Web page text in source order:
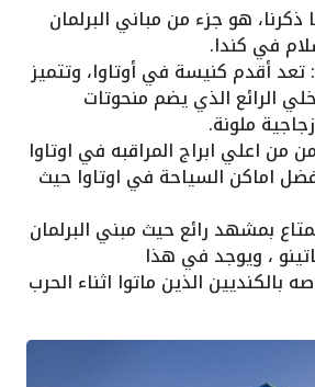
ذكرنا، هو جزء من مباني البرلمان
في كندا.
: تعد أقدم كنيسة في أوتاوا، وتتميز
الرائع الذي يضم منحوتات
ملونة.
من اعلي ابراج المراقبه في اوتاوا
اماكن السياحة في اوتاوا حيث
بمشهد رائع حيث مبني البرلمان
، ويوجد في هذا
بالكنديين الذين ماتوا اثناء الحرب